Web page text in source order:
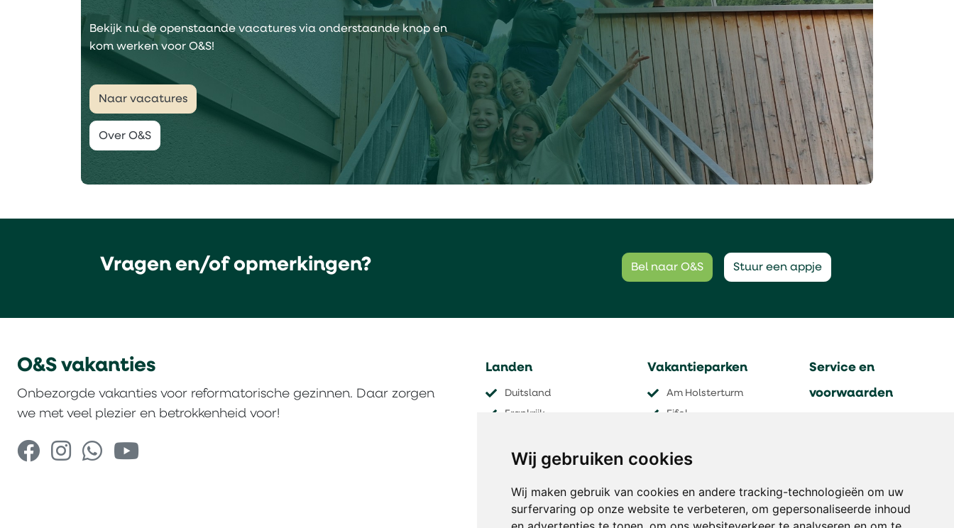
Wij gebruiken cookies
Wij maken gebruik van cookies en andere tracking-technologieën om uw
surfervaring op onze website te verbeteren, om gepersonaliseerde inhoud
Bekijk nu de openstaande vacatures via onderstaande knop en
kom werken voor O&S!
Naar vacatures
Over O&S
Vragen en/of opmerkingen? Bel naar O&S Stuur een appje
O&S vakanties
Onbezorgde vakanties voor reformatorische gezinnen. Daar zorgen
we met veel plezier en betrokkenheid voor!
Landen
Duitsland
Frankrijk
Oostenrijk
​​​​​​​Zwitserland
Vakantieparken
Am Holsterturm
Eifel
Les Menuires
Pinzgautal
Holiday Hill
Service en
voorwaarden
Algemene voorwaarden
Disclaimer